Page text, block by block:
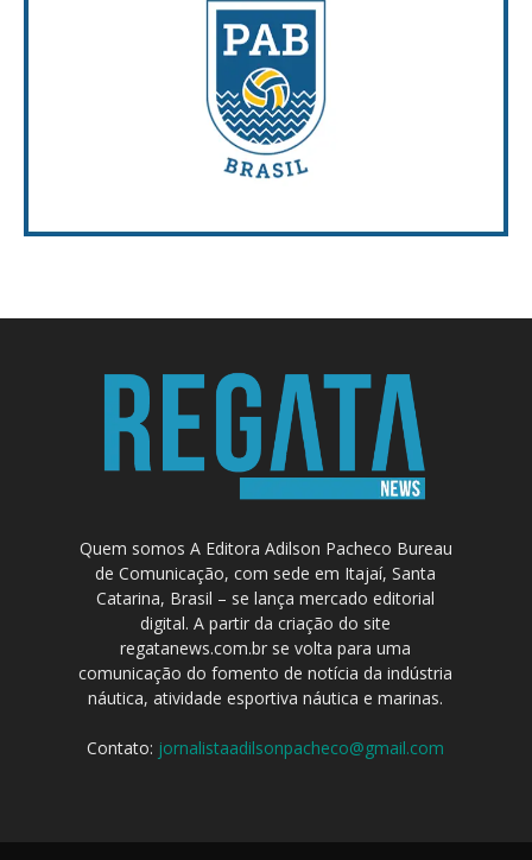
Quem somos A Editora Adilson Pacheco Bureau
de Comunicação, com sede em Itajaí, Santa
Catarina, Brasil – se lança mercado editorial
digital. A partir da criação do site
regatanews.com.br se volta para uma
comunicação do fomento de notícia da indústria
náutica, atividade esportiva náutica e marinas.
Contato: jornalistaadilsonpacheco@gmail.com